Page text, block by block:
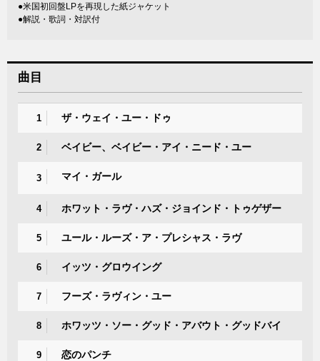
●米国初回盤LPを再現した紙ジャケット
●解説・歌詞・対訳付
曲目
1 ザ・ウェイ・ユー・ドゥ
2 ベイビー、ベイビー・アイ・ニード・ユー
3 マイ・ガール
4 ホワット・ラヴ・ハズ・ジョインド・トゥゲザー
5 ユール・ルーズ・ア・プレシャス・ラヴ
6 イッツ・グロウイング
7 フーズ・ラヴィン・ユー
8 ホワッツ・ソー・グッド・アバウト・グッドバイ
9 恋のパンチ